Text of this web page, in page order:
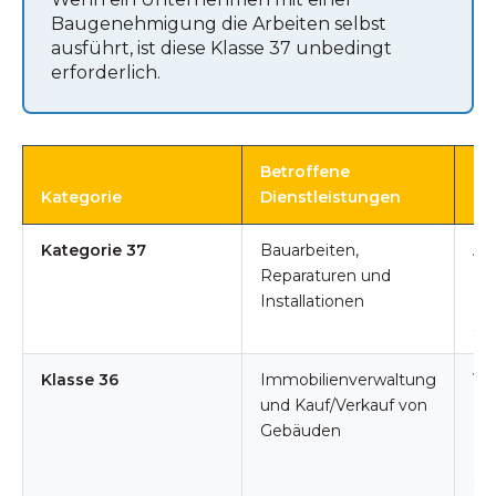
Baugenehmigung die Arbeiten selbst
ausführt, ist diese Klasse 37 unbedingt
erforderlich.
Kategorie
Betroffene
Dienstleistungen
Kategorie 37
Bauarbeiten,
Reparaturen und
Installationen
Klasse 36
Immobilienverwaltung
und Kauf/Verkauf von
Gebäuden